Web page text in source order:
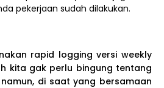
pekerjaan sudah dilakukan.
rapid logging versi weekly
kita gak perlu bingung tentang
di saat yang bersamaan